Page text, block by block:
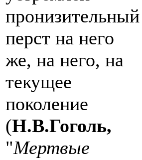
пронизительный
перст на него
же, на него, на
текущее
поколение
(Н.В.Гоголь,
"Мертвые